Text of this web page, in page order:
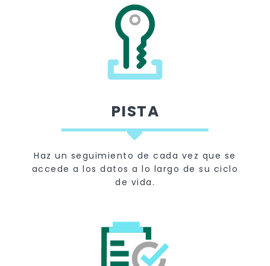
PISTA
Haz un seguimiento de cada vez que se
accede a los datos a lo largo de su ciclo
de vida.